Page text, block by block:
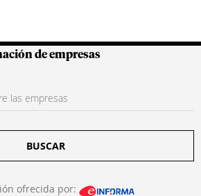
Colombianas
de empresas
BUSCAR
ofrecida por: